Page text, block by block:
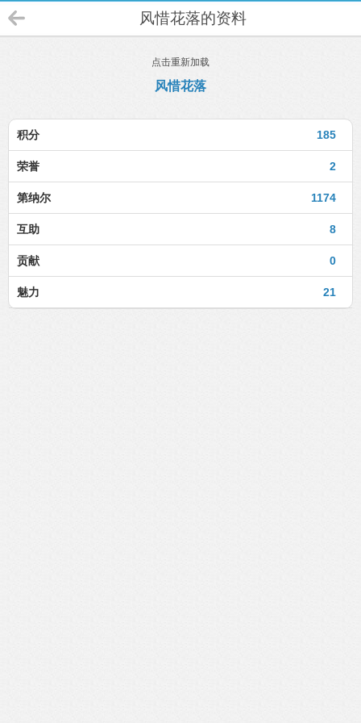
风惜花落的资料
点击重新加载
风惜花落
185
积分
2
荣誉
1174
第纳尔
8
互助
0
贡献
21
魅力